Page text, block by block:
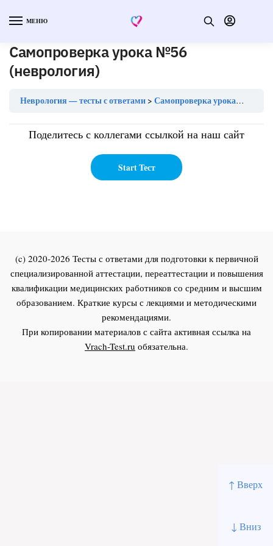
↑ Вверх
↓ Вниз
МЕНЮ
Самопроверка урока №56
(неврология)
Неврология — тесты с ответами Самопроверка урока №56 (неврология)
Поделитесь с коллегами ссылкой на наш сайт
(c) 2020-2026 Тесты с ответами для подготовки к первичной
специализированной аттестации, переаттестации и повышения
квалификации медицинских работников со средним и высшим
образованием. Краткие курсы с лекциями и методическими
рекомендациями.
При копировании материалов с сайта активная ссылка на
Vrach-Test.ru обязательна.